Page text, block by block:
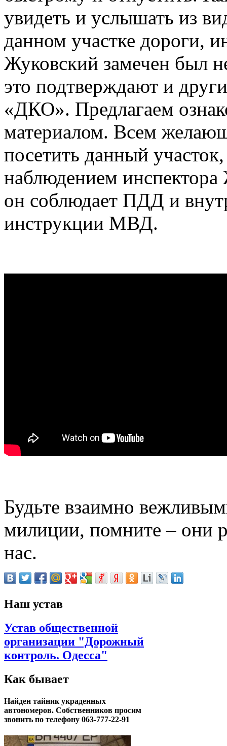
увидеть и услышать из
данном участке дороги,
Жуковский замечен был
это подтверждают и
«ДКО». Предлагаем
материалом. Всем
посетить данный
наблюдением инспектора
он соблюдает ПДД и
инструкции МВД.
Будьте взаимно
милиции, помните – они
нас.
Наш устав
Устав общественной
организации "Дорожный
контроль. Одесса"
Как бывает
Найден тайник украденных
автономеров. Собственников просим
звонить по телефону 063-777-22-91